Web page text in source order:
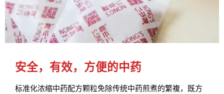
安全，有效，方便的中药
标准化浓缩中药配方颗粒免除传统中药煎煮的繁複，既方